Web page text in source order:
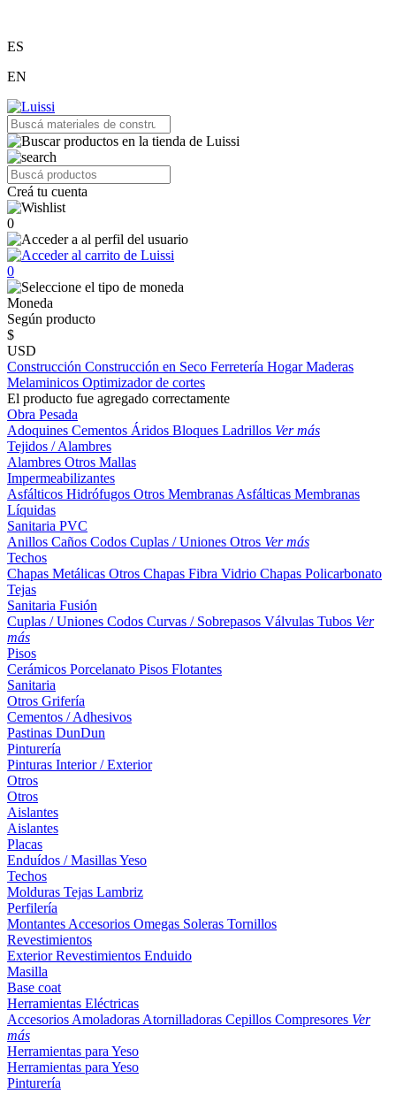
ES
EN
Creá tu cuenta
0
0
Moneda
Según producto
$
USD
Construcción Construcción en Seco Ferretería HogarMaderas
Melaminicos Optimizador de cortes
El producto fue agregado correctamente
Obra Pesada
Adoquines Cementos Áridos Bloques Ladrillos Ver más
Tejidos / Alambres
Alambres Otros Mallas
Impermeabilizantes
Asfálticos Hidrófugos Otros Membranas Asfálticas Membranas
Líquidas
Sanitaria PVC
Anillos Caños Codos Cuplas / Uniones Otros Ver más
Techos
Chapas Metálicas Otros Chapas Fibra Vidrio Chapas Policarbonato
Tejas
Sanitaria Fusión
Cuplas / Uniones Codos Curvas / Sobrepasos Válvulas Tubos Ver
más
Pisos
Cerámicos Porcelanato Pisos Flotantes
Sanitaria
Otros Grifería
Cementos / Adhesivos
Pastinas DunDun
Pinturería
Pinturas Interior / Exterior
Otros
Otros
Aislantes
Aislantes
Placas
Enduídos / MasillasYeso
Techos
Molduras Tejas Lambriz
Perfilería
Montantes Accesorios Omegas Soleras Tornillos
Revestimientos
ExteriorRevestimientos Enduido
Masilla
Base coat
Herramientas Eléctricas
Accesorios Amoladoras Atornilladoras Cepillos Compresores Ver
más
Herramientas para Yeso
Herramientas para Yeso
Pinturería